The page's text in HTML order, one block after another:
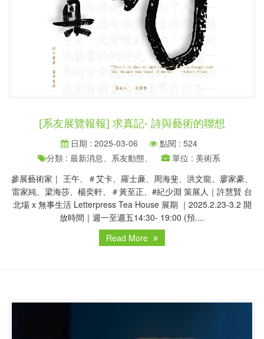
[系友展覽報報] 求真記- 詩與藝術的聯想
日期 : 2025-03-06
點閱 : 524
分類 : 最新消息、系友動態、
單位 : 美術系
參展藝術家｜ 王午、＃艾卡、羅士亷、周海斐、洪文龍、廖家豪、
雷家純、梁海莎、楊奕軒、＃黃至正、#紀少淵 策展人｜許慧賢 台
北場 x 無事生活 Letterpress Tea House 展期 ｜2025.2.23-3.2 開
放時間｜週一至週五14:30- 19:00 (預....
Read More